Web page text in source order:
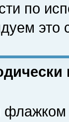
по
это